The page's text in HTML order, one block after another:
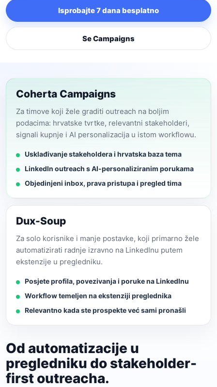
Isprobajte 7 dana besplatno
Se Campaigns
Coherta Campaigns
Za timove koji žele graditi outreach na boljim
podacima: hrvatske tvrtke, relevantni stakeholderi,
signali kupnje i AI personalizacija u istom workflowu.
Usklađivanje stakeholdera i hrvatska baza tema
LinkedIn outreach s AI-personaliziranim porukama
Objedinjeni inbox, prava pristupa i pregled tima
Dux-Soup
Za solo korisnike i manje postavke, koji primarno žele
automatizirati radnje izravno na LinkedInu putem
ekstenzije u pregledniku.
Posjete profila, povezivanja i poruke na LinkedInu
Workflow temeljen na ekstenziji preglednika
Relevantno kada ste prospekte već sami pronašli
Od automatizacije u
pregledniku do stakeholder-
first outreacha.